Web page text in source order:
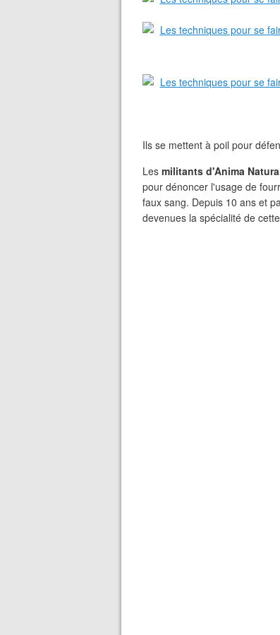
Ils se mettent à poil pour
Les militants d'Anima
pour dénoncer l'usage de
faux sang. Depuis 10 ans et
devenues la spécialité de